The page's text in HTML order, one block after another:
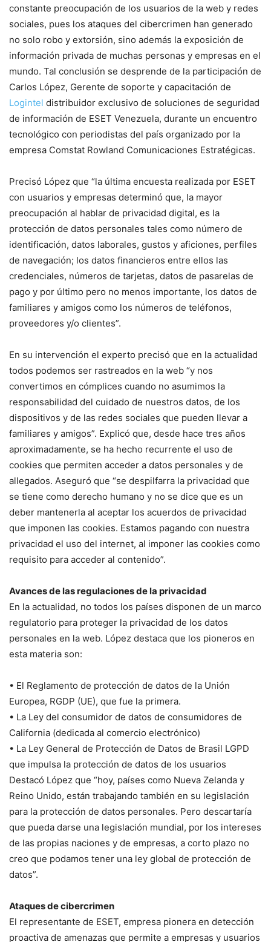
constante preocupación de los usuarios de la web y redes
sociales, pues los ataques del cibercrimen han generado
no solo robo y extorsión, sino además la exposición de
información privada de muchas personas y empresas en el
mundo. Tal conclusión se desprende de la participación de
Carlos López, Gerente de soporte y capacitación de
Logintel distribuidor exclusivo de soluciones de seguridad
de información de ESET Venezuela, durante un encuentro
tecnológico con periodistas del país organizado por la
empresa Comstat Rowland Comunicaciones Estratégicas.
Precisó López que “la última encuesta realizada por ESET
con usuarios y empresas determinó que, la mayor
preocupación al hablar de privacidad digital, es la
protección de datos personales tales como número de
identificación, datos laborales, gustos y aficiones, perfiles
de navegación; los datos financieros entre ellos las
credenciales, números de tarjetas, datos de pasarelas de
pago y por último pero no menos importante, los datos de
familiares y amigos como los números de teléfonos,
proveedores y/o clientes”.
En su intervención el experto precisó que en la actualidad
todos podemos ser rastreados en la web “y nos
convertimos en cómplices cuando no asumimos la
responsabilidad del cuidado de nuestros datos, de los
dispositivos y de las redes sociales que pueden llevar a
familiares y amigos”. Explicó que, desde hace tres años
aproximadamente, se ha hecho recurrente el uso de
cookies que permiten acceder a datos personales y de
allegados. Aseguró que “se despilfarra la privacidad que
se tiene como derecho humano y no se dice que es un
deber mantenerla al aceptar los acuerdos de privacidad
que imponen las cookies. Estamos pagando con nuestra
privacidad el uso del internet, al imponer las cookies como
requisito para acceder al contenido”.
Avances de las regulaciones de la privacidad
En la actualidad, no todos los países disponen de un marco
regulatorio para proteger la privacidad de los datos
personales en la web. López destaca que los pioneros en
esta materia son:
• El Reglamento de protección de datos de la Unión
Europea, RGDP (UE), que fue la primera.
• La Ley del consumidor de datos de consumidores de
California (dedicada al comercio electrónico)
• La Ley General de Protección de Datos de Brasil LGPD
que impulsa la protección de datos de los usuarios
Destacó López que “hoy, países como Nueva Zelanda y
Reino Unido, están trabajando también en su legislación
para la protección de datos personales. Pero descartaría
que pueda darse una legislación mundial, por los intereses
de las propias naciones y de empresas, a corto plazo no
creo que podamos tener una ley global de protección de
datos”.
Ataques de cibercrimen
El representante de ESET, empresa pionera en detección
proactiva de amenazas que permite a empresas y usuarios